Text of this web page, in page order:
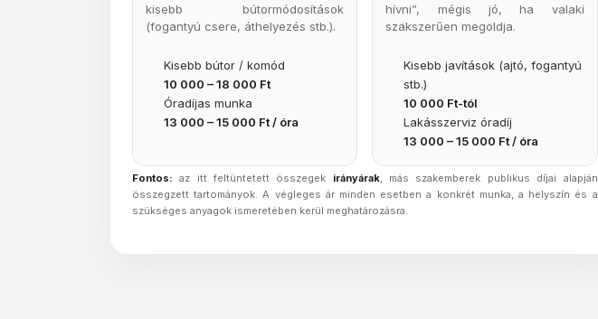
kisebb bútormódosítások
(fogantyú csere, áthelyezés stb.).
Kisebb bútor / komód
10 000 – 18 000 Ft
Óradíjas munka
13 000 – 15 000 Ft / óra
hívni”, mégis jó, ha valaki
szakszerűen megoldja.
Kisebb javítások (ajtó, fogantyú
stb.)
10 000 Ft-tól
Lakásszerviz óradíj
13 000 – 15 000 Ft / óra
Fontos: az itt feltüntetett összegek irányárak, más szakemberek publikus díjai alapján
összegzett tartományok. A végleges ár minden esetben a konkrét munka, a helyszín és a
szükséges anyagok ismeretében kerül meghatározásra.